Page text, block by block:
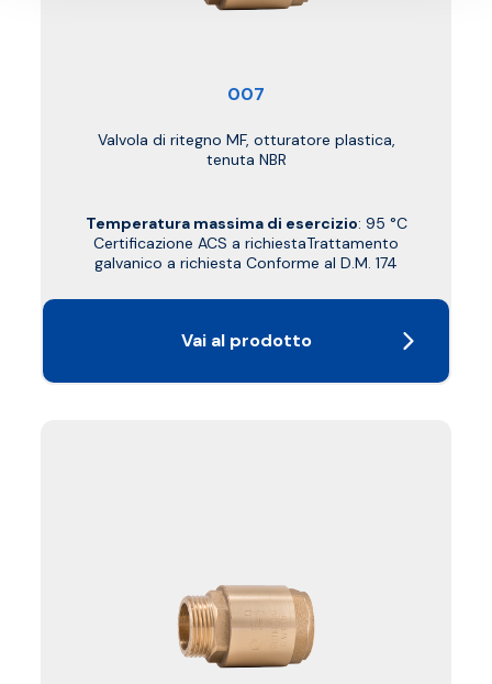
007
Valvola di ritegno MF, otturatore plastica,
tenuta NBR
Temperatura massima di esercizio: 95 °C
Certificazione ACS a richiestaTrattamento
galvanico a richiesta Conforme al D.M. 174
Vai al prodotto